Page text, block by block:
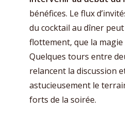
bénéfices. Le flux
du cocktail au dîner
flottement, que la
Quelques tours entre
relancent la discussion
astucieusement le
forts de la soirée.